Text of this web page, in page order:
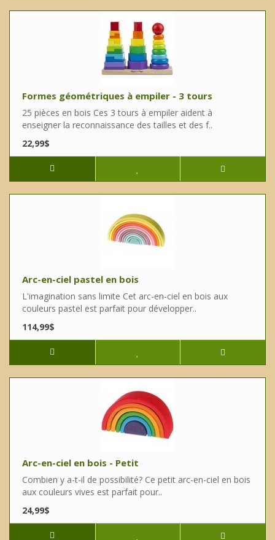
Formes géométriques à empiler - 3 tours
25 pièces en bois Ces 3 tours à empiler aident à
enseigner la reconnaissance des tailles et des f..
22,99$
Arc-en-ciel pastel en bois
L'imagination sans limite Cet arc-en-ciel en bois aux
couleurs pastel est parfait pour développer..
114,99$
Arc-en-ciel en bois - Petit
Combien y a-t-il de possibilité? Ce petit arc-en-ciel en bois
aux couleurs vives est parfait pour..
24,99$